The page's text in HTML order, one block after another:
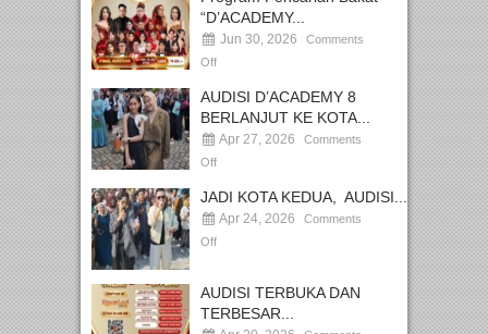
“D’ACADEMY...
Jun 30, 2026
Comments
Off
AUDISI D’ACADEMY 8
BERLANJUT KE KOTA...
Apr 27, 2026
Comments
Off
JADI KOTA KEDUA, AUDISI...
Apr 24, 2026
Comments
Off
AUDISI TERBUKA DAN
TERBESAR...